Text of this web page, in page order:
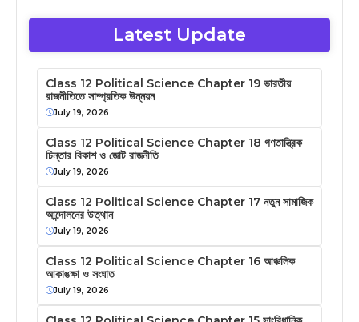
Latest Update
Class 12 Political Science Chapter 19 ভারতীয়
রাজনীতিতে সাম্প্রতিক উন্নয়ন
July 19, 2026
Class 12 Political Science Chapter 18 গণতান্ত্রিক
চিন্তার বিকাশ ও জোট রাজনীতি
July 19, 2026
Class 12 Political Science Chapter 17 নতুন সামাজিক
আন্দোলনের উত্থান
July 19, 2026
Class 12 Political Science Chapter 16 আঞ্চলিক
আকাঙক্ষা ও সংঘাত
July 19, 2026